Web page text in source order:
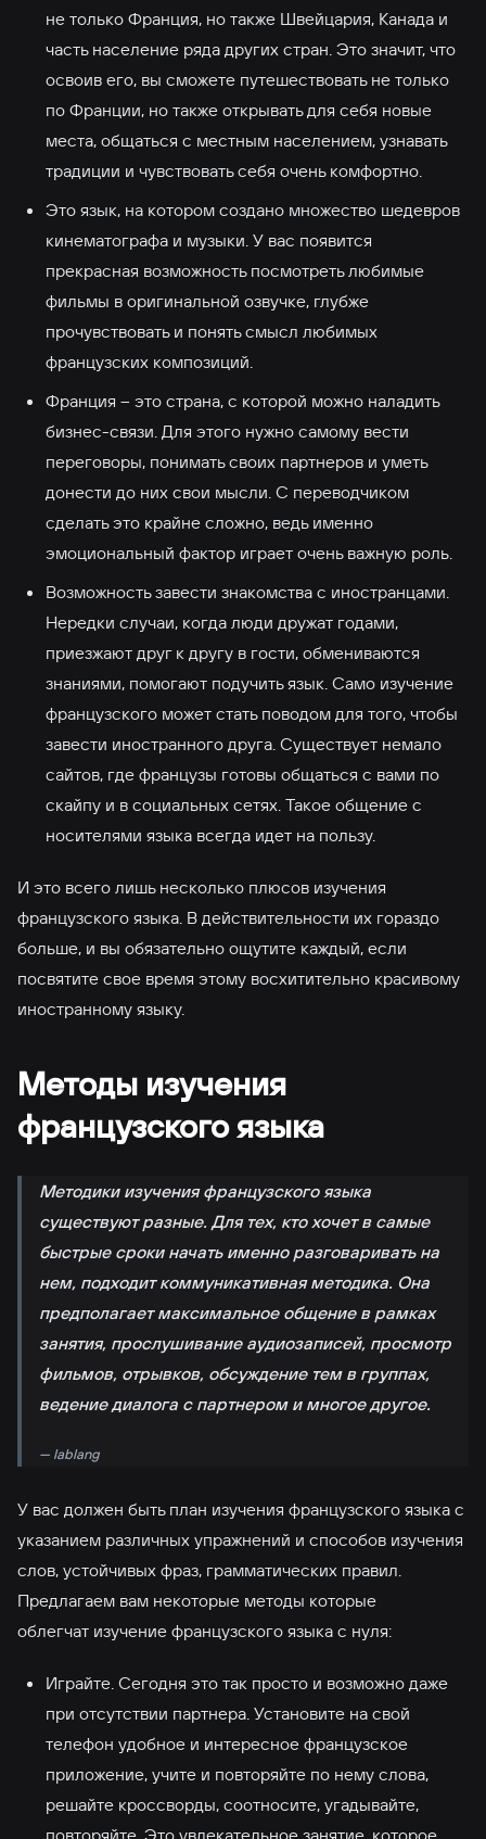
не только Франция, но также Швейцария, Канада и
часть население ряда других стран. Это значит, что
освоив его, вы сможете путешествовать не только
по Франции, но также открывать для себя новые
места, общаться с местным населением, узнавать
традиции и чувствовать себя очень комфортно.
Это язык, на котором создано множество шедевров
кинематографа и музыки. У вас появится
прекрасная возможность посмотреть любимые
фильмы в оригинальной озвучке, глубже
прочувствовать и понять смысл любимых
французских композиций.
Франция – это страна, с которой можно наладить
бизнес-связи. Для этого нужно самому вести
переговоры, понимать своих партнеров и уметь
донести до них свои мысли. С переводчиком
сделать это крайне сложно, ведь именно
эмоциональный фактор играет очень важную роль.
Возможность завести знакомства с иностранцами.
Нередки случаи, когда люди дружат годами,
приезжают друг к другу в гости, обмениваются
знаниями, помогают подучить язык. Само изучение
французского может стать поводом для того, чтобы
завести иностранного друга. Существует немало
сайтов, где французы готовы общаться с вами по
скайпу и в социальных сетях. Такое общение с
носителями языка всегда идет на пользу.
И это всего лишь несколько плюсов изучения
французского языка. В действительности их гораздо
больше, и вы обязательно ощутите каждый, если
посвятите свое время этому восхитительно красивому
иностранному языку.
Методы изучения
французского языка
Методики изучения французского языка
существуют разные. Для тех, кто хочет в самые
быстрые сроки начать именно разговаривать на
нем, подходит коммуникативная методика. Она
предполагает максимальное общение в рамках
занятия, прослушивание аудиозаписей, просмотр
фильмов, отрывков, обсуждение тем в группах,
ведение диалога с партнером и многое другое.
— lablang
У вас должен быть план изучения французского языка с
указанием различных упражнений и способов изучения
слов, устойчивых фраз, грамматических правил.
Предлагаем вам некоторые методы которые
облегчат изучение французского языка с нуля:
Играйте. Сегодня это так просто и возможно даже
при отсутствии партнера. Установите на свой
телефон удобное и интересное французское
приложение, учите и повторяйте по нему слова,
решайте кроссворды, соотносите, угадывайте,